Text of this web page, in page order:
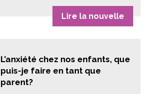
Lire la nouvelle
L’anxiété chez nos enfants, que
puis-je faire en tant que
parent?